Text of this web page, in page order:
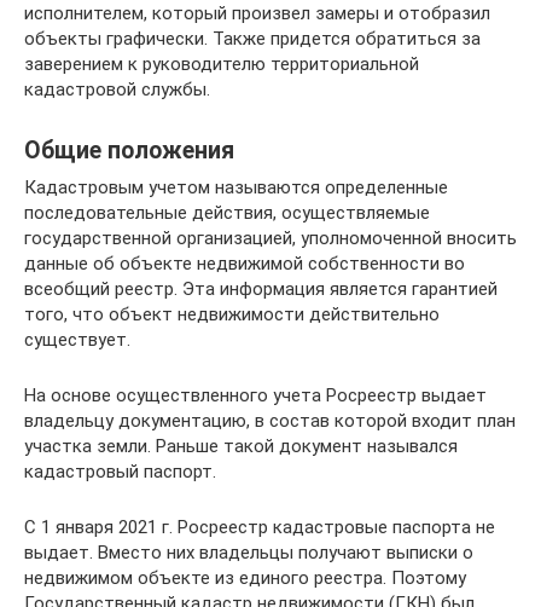
исполнителем, который произвел замеры и отобразил
объекты графически. Также придется обратиться за
заверением к руководителю территориальной
кадастровой службы.
Общие положения
Кадастровым учетом называются определенные
последовательные действия, осуществляемые
государственной организацией, уполномоченной вносить
данные об объекте недвижимой собственности во
всеобщий реестр. Эта информация является гарантией
того, что объект недвижимости действительно
существует.
На основе осуществленного учета Росреестр выдает
владельцу документацию, в состав которой входит план
участка земли. Раньше такой документ назывался
кадастровый паспорт.
С 1 января 2021 г. Росреестр кадастровые паспорта не
выдает. Вместо них владельцы получают выписки о
недвижимом объекте из единого реестра. Поэтому